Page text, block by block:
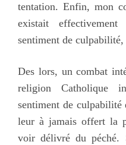
tentation. Enfin, mon
existait
sentiment de
Des lors, un combat
religion Catholique
sentiment de culpabilité
leur à jamais offert la
voir délivré du péché.